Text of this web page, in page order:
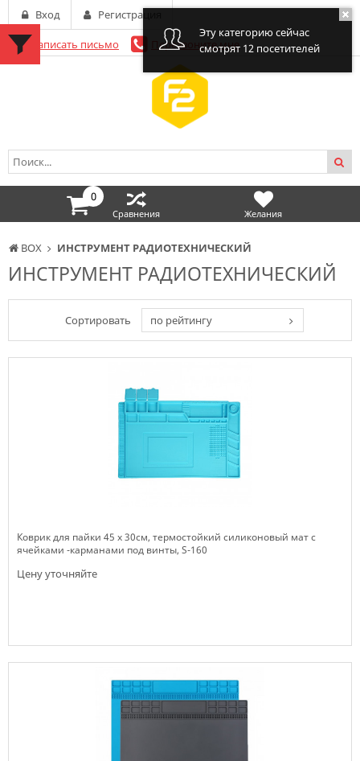
BOX ИНСТРУМЕНТ РАДИОТЕХНИЧЕСКИЙ
ИНСТРУМЕНТ РАДИОТЕХНИЧЕСКИЙ
Сортировать по рейтингу
Коврик для пайки 45 х 30см, термостойкий силиконовый мат с
ячейками -карманами под винты, S-160
Цену уточняйте
Написать письмо Перезвоните мне
Вход Регистрация
0
Сравнения Желания
Эту категорию сейчас
смотрят 12 посетителей